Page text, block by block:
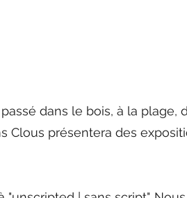
dans le bois, à la plage,
Clous présentera des